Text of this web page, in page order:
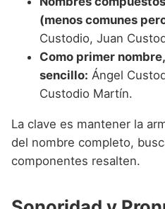
(menos comunes
Custodio, Juan
Como primer
sencillo: Ángel
Custodio Martín.
La clave es mantener la
del nombre completo,
componentes resalten.